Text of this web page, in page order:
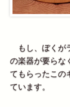
もし、ぼくが
の楽器が要らな
てもらったこの
ています。